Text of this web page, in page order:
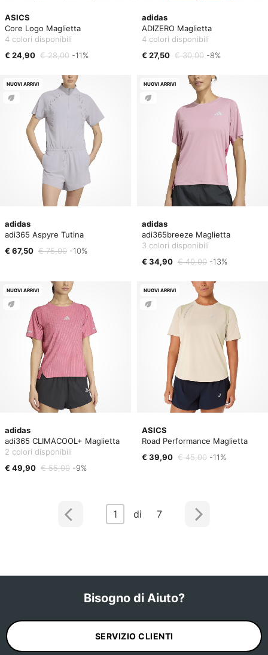
ASICS
Core Logo Maglietta
4 colori disponibili
€ 24,90 € 28,00 -11%
adidas
ADIZERO Maglietta
4 colori disponibili
€ 27,50 € 30,00 -8%
adidas
adi365 Aspyre Tutina
€ 67,50 € 75,00 -10%
NUOVI ARRIVI
adidas
adi365breeze Maglietta
3 colori disponibili
€ 34,90 € 40,00 -13%
NUOVI ARRIVI
adidas
adi365 CLIMACOOL+ Maglietta
2 colori disponibili
€ 49,90 € 55,00 -9%
NUOVI ARRIVI
ASICS
Road Performance Maglietta
€ 39,90 € 45,00 -11%
NUOVI ARRIVI
1 di 7
Bisogno di Aiuto?
SERVIZIO CLIENTI